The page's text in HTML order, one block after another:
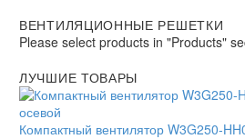
ВЕНТИЛЯЦИОННЫЕ РЕШЕТКИ
Please select products in "Products"
ЛУЧШИЕ ТОВАРЫ
Компактный вентилятор W3G250-